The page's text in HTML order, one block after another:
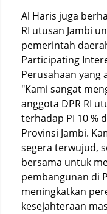
Al Haris juga
RI utusan Jambi
pemerintah
Participating
Perusahaan yang
"Kami sangat
anggota DPR RI
terhadap PI 10 %
Provinsi Jambi.
segera terwujud,
bersama untuk
pembangunan di
meningkatkan
kesejahteraan